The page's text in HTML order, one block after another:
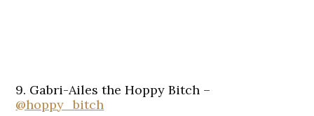
9. Gabri-Ailes the Hoppy Bitch –
@hoppy_bitch